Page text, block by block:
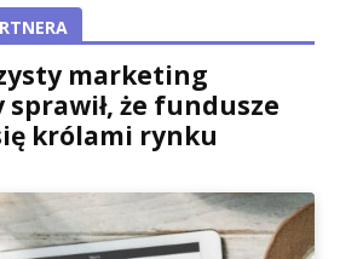
marketing
że fundusze
królami rynku